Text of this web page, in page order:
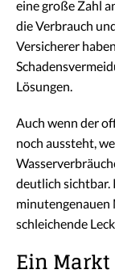
eine große Zahl
die Verbrauch
Versicherer
Lösungen.
Auch wenn der
noch aussteht,
deutlich sichtbar.
schleichende
Ein